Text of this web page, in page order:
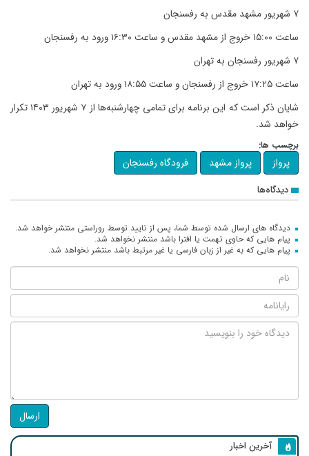
۷ شهریور مشهد مقدس به رفسنجان
ساعت ۱۵:۰۰ خروج از مشهد مقدس و ساعت ۱۶:۳۰ ورود به رفسنجان
۷ شهریور رفسنجان به تهران
ساعت ۱۷:۲۵ خروج از رفسنجان و ساعت ۱۸:۵۵ ورود به تهران
شایان ذکر است که این برنامه برای تمامی چهارشنبه‌ها از ۷ شهریور ۱۴۰۳ تکرار
خواهد شد.
برچسب ها:
پرواز پرواز مشهد فرودگاه رفسنجان
دیدگاه‌ها
دیدگاه های ارسال شده توسط شما، پس از تایید توسط روراستی منتشر خواهد شد.
پیام هایی که حاوی تهمت یا افترا باشد منتشر نخواهد شد.
پیام هایی که به غیر از زبان فارسی یا غیر مرتبط باشد منتشر نخواهد شد.
ارسال
آخرین اخبار